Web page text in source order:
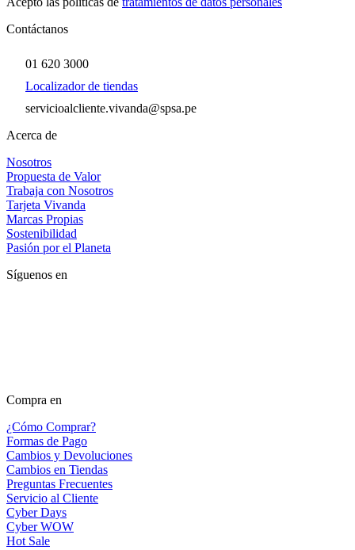
Contáctanos
01 620 3000
Localizador de tiendas
servicioalcliente.vivanda@spsa.pe
Acerca de
Nosotros
Propuesta de Valor
Trabaja con Nosotros
Tarjeta Vivanda
Marcas Propias
Sostenibilidad
Pasión por el Planeta
Síguenos en
Compra en
¿Cómo Comprar?
Formas de Pago
Cambios y Devoluciones
Cambios en Tiendas
Preguntas Frecuentes
Servicio al Cliente
Cyber Days
Cyber WOW
Hot Sale